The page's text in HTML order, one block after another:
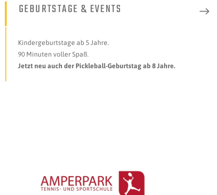
GEBURTSTAGE & EVENTS
Kindergeburtstage ab 5 Jahre.
90 Minuten voller Spaß.
Jetzt neu auch der Pickleball-Geburtstag ab 8 Jahre.